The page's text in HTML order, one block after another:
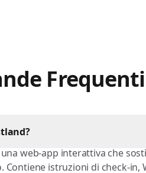
Frequenti
web-app interattiva che
istruzioni di check-in,